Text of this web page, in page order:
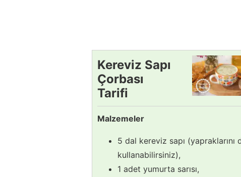
Kereviz Sapı
Çorbası
Tarifi
Malzemeler
5 dal kereviz sapı (yapraklarını
kullanabilirsiniz),
1 adet yumurta sarısı,